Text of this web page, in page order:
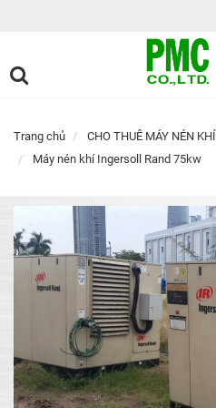
Trang chủ
CHO THUÊ MÁY NÉN KHÍ
Máy nén khí Ingersoll Rand 75kw